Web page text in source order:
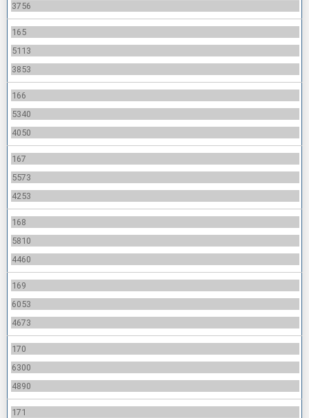
3756
165
5113
3853
166
5340
4050
167
5573
4253
168
5810
4460
169
6053
4673
170
6300
4890
171